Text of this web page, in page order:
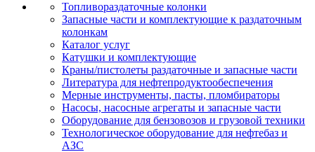
Топливораздаточные колонки
Запасные части и комплектующие к раздаточным
колонкам
Каталог услуг
Катушки и комплектующие
Краны/пистолеты раздаточные и запасные части
Литература для нефтепродуктообеспечения
Мерные инструменты, пасты, пломбираторы
Насосы, насосные агрегаты и запасные части
Оборудование для бензовозов и грузовой техники
Технологическое оборудование для нефтебаз и
АЗС